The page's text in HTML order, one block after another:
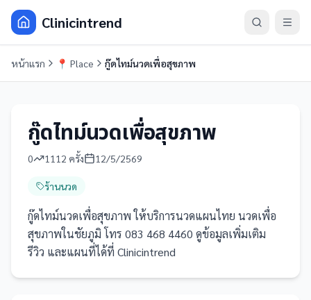
Clinicintrend
หน้าแรก 📍 Place กู๊ดไทม์นวดเพื่อสุขภาพ
กู๊ดไทม์นวดเพื่อสุขภาพ
0 1112 ครั้ง 12/5/2569
ร้านนวด
กู๊ดไทม์นวดเพื่อสุขภาพ ให้บริการนวดแผนไทย นวดเพื่อ
สุขภาพในชัยภูมิ โทร 083 468 4460 ดูข้อมูลเพิ่มเติม
รีวิว และแผนที่ได้ที่ Clinicintrend